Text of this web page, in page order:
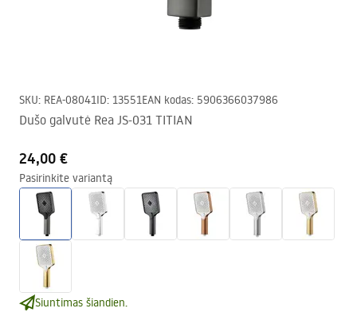
SKU: REA-08041ID: 13551EAN kodas: 5906366037986
Dušo galvutė Rea JS-031 TITIAN
24,00 €
Pasirinkite variantą
Siuntimas šiandien.